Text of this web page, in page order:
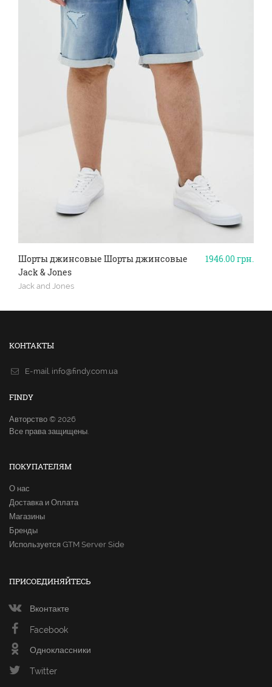
1946.00грн.
Шорты джинсовые Шорты джинсовые
Jack & Jones
Jack and Jones
КОНТАКТЫ
E-mail. info@findy.com.ua
FINDY
Авторство © 2026
Все права защищены.
ПОКУПАТЕЛЯМ
О нас
Доставка и Оплата
Магазины
Бренды
Используется GTM Server Side
ПРИСОЕДИНЯЙТЕСЬ
Вконтакте
Facebook
Одноклассники
Twitter